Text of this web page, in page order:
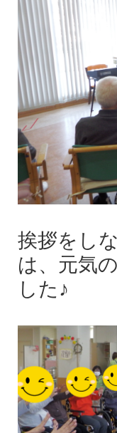
挨拶をし
は、元気
した♪